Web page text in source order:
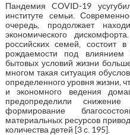
Пандемия COVID-19
институте семьи.
очередь, продолжает
экономического
российских семей, состоит
рождаемости под влиянием
бытовых условий жизни
многом такая ситуация
определенного уровня жизни,
и экономного ведения
предопределили
формирование
материальных ресурсов
количества детей [3 с. 195].